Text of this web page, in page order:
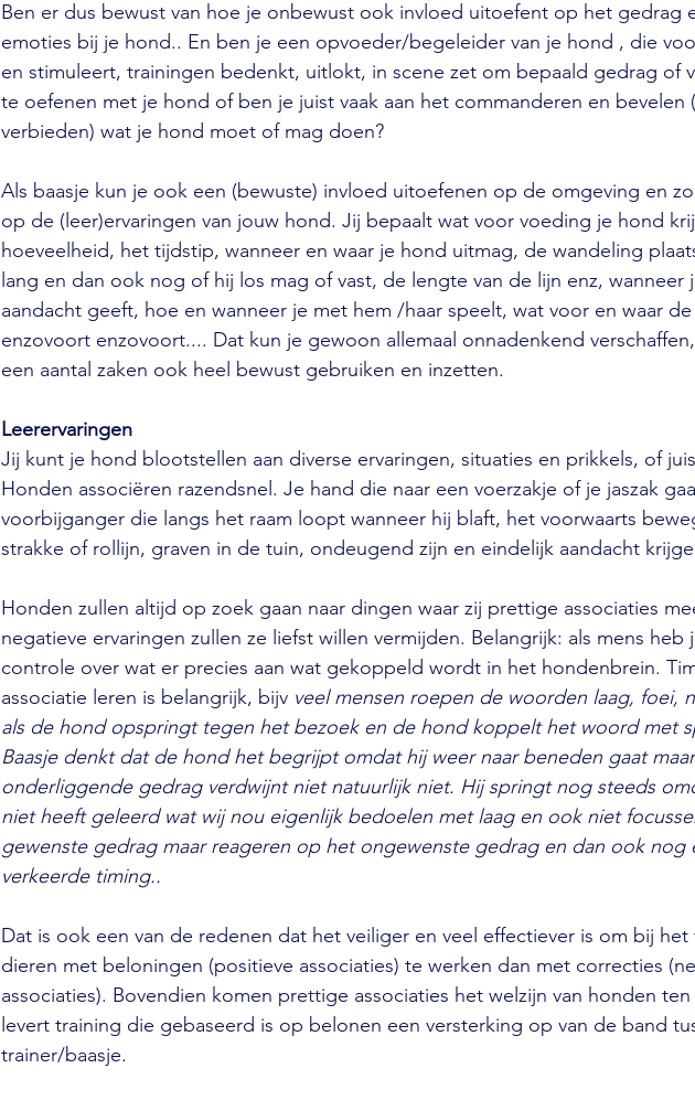
Ben er dus bewust van hoe je onbewust ook invloed uitoefent op het gedrag
emoties bij je hond.. En ben je een opvoeder/begeleider van je hond , die
en stimuleert, trainingen bedenkt, uitlokt, in scene zet om bepaald gedrag of
te oefenen met je hond of ben je juist vaak aan het commanderen en bevelen
verbieden) wat je hond moet of mag doen?
Als baasje kun je ook een (bewuste) invloed uitoefenen op de omgeving en
op de (leer)ervaringen van jouw hond. Jij bepaalt wat voor voeding je hond
hoeveelheid, het tijdstip, wanneer en waar je hond uitmag, de wandeling
lang en dan ook nog of hij los mag of vast, de lengte van de lijn enz, wanneer
aandacht geeft, hoe en wanneer je met hem /haar speelt, wat voor en waar
enzovoort enzovoort.... Dat kun je gewoon allemaal onnadenkend
een aantal zaken ook heel bewust gebruiken en inzetten.
Leerervaringen
Jij kunt je hond blootstellen aan diverse ervaringen, situaties en prikkels, of
Honden associëren razendsnel. Je hand die naar een voerzakje of je jaszak
voorbijganger die langs het raam loopt wanneer hij blaft, het voorwaarts
strakke of rollijn, graven in de tuin, ondeugend zijn en eindelijk aandacht
Honden zullen altijd op zoek gaan naar dingen waar zij prettige associaties
negatieve ervaringen zullen ze liefst willen vermijden. Belangrijk: als mens heb
controle over wat er precies aan wat gekoppeld wordt in het hondenbrein.
associatie leren is belangrijk, bijv veel mensen roepen de woorden laag, foei,
als de hond opspringt tegen het bezoek en de hond koppelt het woord met
Baasje denkt dat de hond het begrijpt omdat hij weer naar beneden gaat
onderliggende gedrag verdwijnt niet natuurlijk niet. Hij springt nog steeds
niet heeft geleerd wat wij nou eigenlijk bedoelen met laag en ook niet
gewenste gedrag maar reageren op het ongewenste gedrag en dan ook nog
verkeerde timing..
Dat is ook een van de redenen dat het veiliger en veel effectiever is om bij het
dieren met beloningen (positieve associaties) te werken dan met correcties
associaties). Bovendien komen prettige associaties het welzijn van honden
levert training die gebaseerd is op belonen een versterking op van de band
trainer/baasje.